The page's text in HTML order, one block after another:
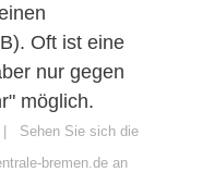
Oft ist eine
nur gegen
möglich.
Sehen Sie sich die
bremen.de an